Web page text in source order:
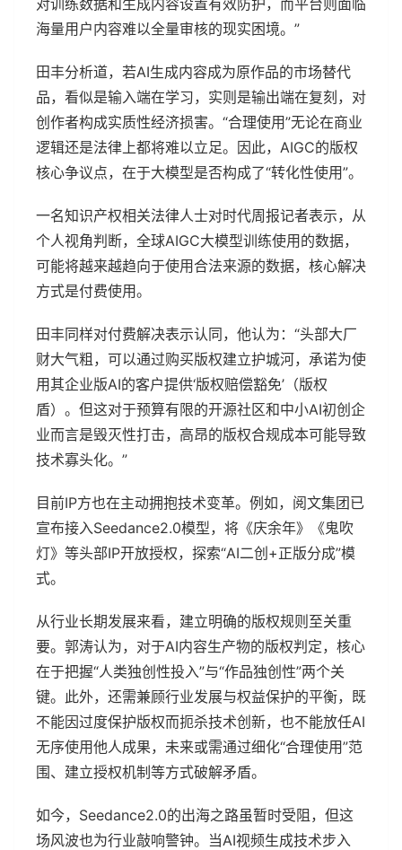
对训练数据和生成内容设置有效防护，而平台则面临
海量用户内容难以全量审核的现实困境。”
田丰分析道，若AI生成内容成为原作品的市场替代
品，看似是输入端在学习，实则是输出端在复刻，对
创作者构成实质性经济损害。“合理使用”无论在商业
逻辑还是法律上都将难以立足。因此，AIGC的版权
核心争议点，在于大模型是否构成了“转化性使用”。
一名知识产权相关法律人士对时代周报记者表示，从
个人视角判断，全球AIGC大模型训练使用的数据，
可能将越来越趋向于使用合法来源的数据，核心解决
方式是付费使用。
田丰同样对付费解决表示认同，他认为：“头部大厂
财大气粗，可以通过购买版权建立护城河，承诺为使
用其企业版AI的客户提供‘版权赔偿豁免’（版权
盾）。但这对于预算有限的开源社区和中小AI初创企
业而言是毁灭性打击，高昂的版权合规成本可能导致
技术寡头化。”
目前IP方也在主动拥抱技术变革。例如，阅文集团已
宣布接入Seedance2.0模型，将《庆余年》《鬼吹
灯》等头部IP开放授权，探索“AI二创+正版分成”模
式。
从行业长期发展来看，建立明确的版权规则至关重
要。郭涛认为，对于AI内容生产物的版权判定，核心
在于把握“人类独创性投入”与“作品独创性”两个关
键。此外，还需兼顾行业发展与权益保护的平衡，既
不能因过度保护版权而扼杀技术创新，也不能放任AI
无序使用他人成果，未来或需通过细化“合理使用”范
围、建立授权机制等方式破解矛盾。
如今，Seedance2.0的出海之路虽暂时受阻，但这
场风波也为行业敲响警钟。当AI视频生成技术步入